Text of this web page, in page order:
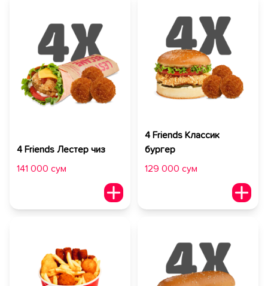
4 Friends Лестер чиз
141 000 сум
4 Friends Классик
бургер
129 000 сум